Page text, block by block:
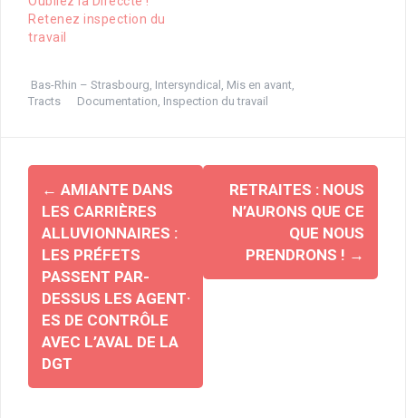
Retenez inspection du
travail
Bas-Rhin – Strasbourg Intersyndical Mis en avant
Tracts
Documentation Inspection du travail
Navigation
d'article
← AMIANTE DANS
LES CARRIÈRES
ALLUVIONNAIRES :
LES PRÉFETS
PASSENT PAR-
DESSUS LES AGENT⸳
ES DE CONTRÔLE
AVEC L’AVAL DE LA
DGT
RETRAITES : NOUS
N’AURONS QUE CE
QUE NOUS
PRENDRONS ! →